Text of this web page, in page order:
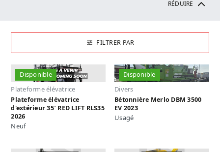
RÉDUIRE
FILTRER PAR
Disponible
Plateforme élévatrice
Plateforme élévatrice
d'extérieur 35′ RED LIFT RLS35
2026
Neuf
Disponible
Divers
Bétonnière Merlo DBM 3500
EV 2023
Usagé